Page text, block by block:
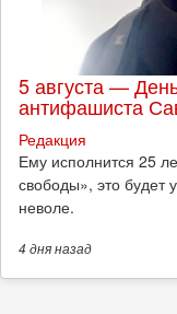
5 августа —
антифашиста
Редакция
Ему исполнится 25
свободы», это будет
неволе.
4 дняназад